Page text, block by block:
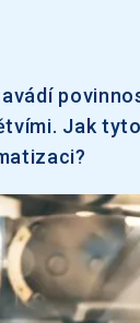
Jak